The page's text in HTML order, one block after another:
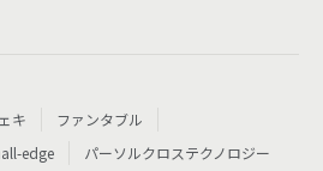
キ
ファンタブル
edge パーソルクロステクノロジー